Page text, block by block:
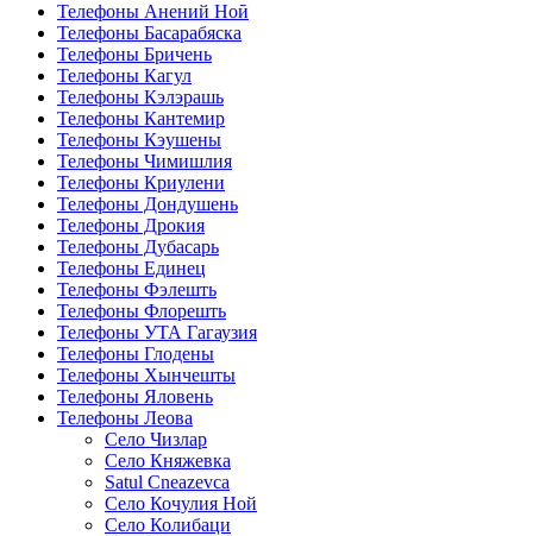
Телефоны Анений Ноӣ
Телефоны Басарабяска
Телефоны Бричень
Телефоны Кагул
Телефоны Кэлэрашь
Телефоны Кантемир
Телефоны Кэушены
Телефоны Чимишлия
Телефоны Криулени
Телефоны Дондушень
Телефоны Дрокия
Телефоны Дубасарь
Телефоны Единец
Телефоны Фэлешть
Телефоны Флорешть
Телефоны УТА Гагаузия
Телефоны Глодены
Телефоны Хынчешты
Телефоны Яловень
Телефоны Леова
Село Чизлар
Село Княжевка
Satul Cneazevca
Село Кочулия Ной
Село Колибаци